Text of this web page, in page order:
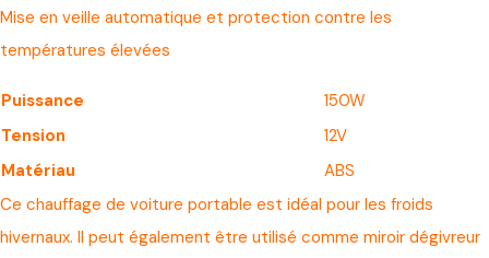
Mise en veille automatique et protection contre les
températures élevées
Puissance
150W
Tension
12V
Matériau
ABS
Ce chauffage de voiture portable est idéal pour les froids
hivernaux. Il peut également être utilisé comme miroir dégivreur